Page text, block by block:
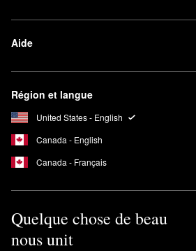
Aide
Région et langue
United States - English
Canada - English
Canada - Français
Quelque chose de beau
nous unit